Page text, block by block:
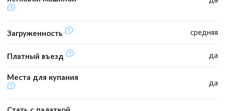
Загруженность средняя
Платный въезд да
Места для купания
да